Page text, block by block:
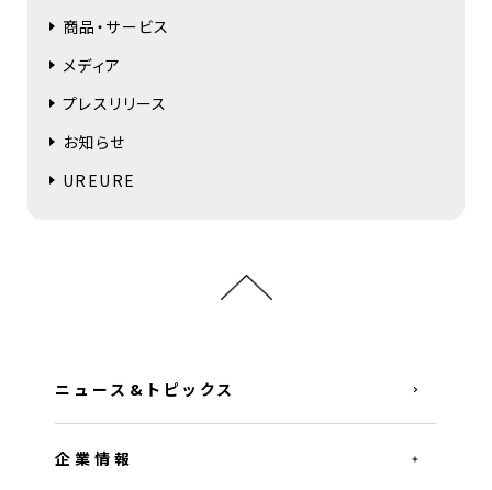
商品・サービス
メディア
プレスリリース
お知らせ
UREURE
ニュース&トピックス
企業情報